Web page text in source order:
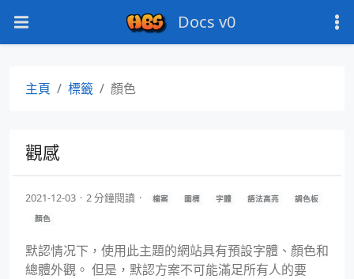
Docs v0
主頁 標籤 顏色
觀感
2021-12-03 2 分鐘閱讀 檔案 圖標 字體 語法高亮
調色板
顏色
默認情况下，使用此主題的網站具有預設字體、顏色和
總體外觀。 但是，默認方案不可能滿足所有人的要